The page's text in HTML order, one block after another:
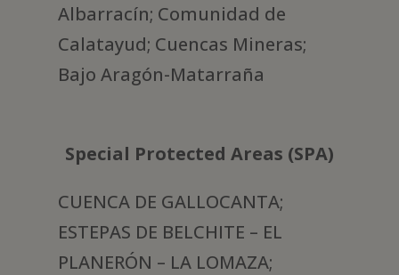
Albarracín; Comunidad de
Calatayud; Cuencas Mineras;
Bajo Aragón-Matarraña
Special Protected Areas (SPA)
CUENCA DE GALLOCANTA;
ESTEPAS DE BELCHITE – EL
PLANERÓN – LA LOMAZA;